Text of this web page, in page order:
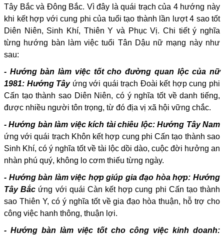
Tây Bắc và Đông Bắc. Vì đây là quái trạch của 4 hướng này
khi kết hợp với cung phi của tuổi tạo thành lần lượt 4 sao tốt
Diên Niên, Sinh Khí, Thiên Y và Phục Vị. Chi tiết ý nghĩa
từng hướng bàn làm việc tuổi Tân Dậu nữ mạng này như
sau:
- Hướng bàn làm việc tốt cho đường quan lộc của nữ
1981: Hướng Tây ứng với quái trạch Đoài kết hợp cung phi
Cấn tạo thành sao Diên Niên, có ý nghĩa tốt về danh tiếng,
được nhiều người tôn trọng, từ đó địa vị xã hội vững chắc.
- Hướng bàn làm việc kích tài chiêu lộc: Hướng Tây Nam
ứng với quái trạch Khôn kết hợp cung phi Cấn tạo thành sao
Sinh Khí, có ý nghĩa tốt về tài lộc dồi dào, cuộc đời hưởng an
nhàn phú quý, không lo cơm thiếu từng ngày.
- Hướng bàn làm việc hợp giúp gia đạo hòa hợp: Hướng
Tây Bắc ứng với quái Càn kết hợp cung phi Cấn tạo thành
sao Thiên Y, có ý nghĩa tốt về gia đạo hòa thuận, hỗ trợ cho
công việc hanh thông, thuận lợi.
- Hướng bàn làm việc tốt cho công việc kinh doanh: